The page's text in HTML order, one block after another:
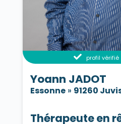
profil vérifié
Yoann JADOT
Essonne» 91260
Thérapeute en